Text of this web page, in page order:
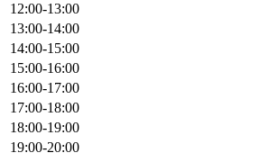
12:00-13:00
13:00-14:00
14:00-15:00
15:00-16:00
16:00-17:00
17:00-18:00
18:00-19:00
19:00-20:00